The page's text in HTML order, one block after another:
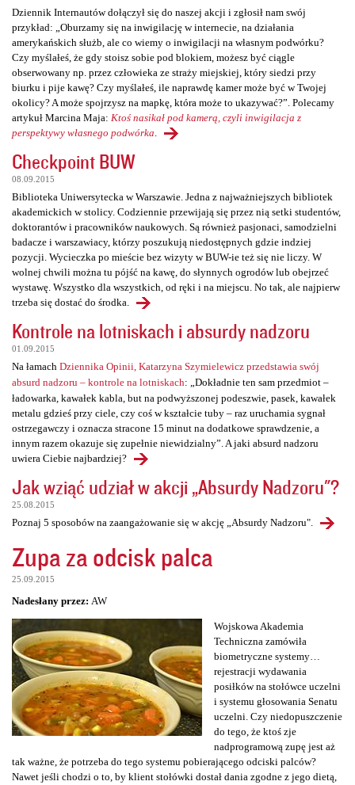
Dziennik Internautów dołączył się do naszej akcji i zgłosił nam swój
przykład: „Oburzamy się na inwigilację w internecie, na działania
amerykańskich służb, ale co wiemy o inwigilacji na własnym podwórku?
Czy myślałeś, że gdy stoisz sobie pod blokiem, możesz być ciągle
obserwowany np. przez człowieka ze straży miejskiej, który siedzi przy
biurku i pije kawę? Czy myślałeś, ile naprawdę kamer może być w Twojej
okolicy? A może spojrzysz na mapkę, która może to ukazywać?”. Polecamy
artykuł Marcina Maja: Ktoś nasikał pod kamerą, czyli inwigilacja z
perspektywy własnego podwórka
Checkpoint BUW
08.09.2015
Biblioteka Uniwersytecka w Warszawie. Jedna z najważniejszych bibliotek
akademickich w stolicy. Codziennie przewijają się przez nią setki studentów,
doktorantów i pracowników naukowych. Są również pasjonaci, samodzielni
badacze i warszawiacy, którzy poszukują niedostępnych gdzie indziej
pozycji. Wycieczka po mieście bez wizyty w BUW-ie też się nie liczy. W
wolnej chwili można tu pójść na kawę, do słynnych ogrodów lub obejrzeć
wystawę. Wszystko dla wszystkich, od ręki i na miejscu. No tak, ale najpierw
trzeba się dostać do środka.
Kontrole na lotniskach i absurdy nadzoru
01.09.2015
Na łamach Dziennika Opinii, Katarzyna Szymielewicz przedstawia swój
absurd nadzoru – kontrole na lotniskach: „Dokładnie ten sam przedmiot –
ładowarka, kawałek kabla, but na podwyższonej podeszwie, pasek, kawałek
metalu gdzieś przy ciele, czy coś w kształcie tuby – raz uruchamia sygnał
ostrzegawczy i oznacza stracone 15 minut na dodatkowe sprawdzenie, a
innym razem okazuje się zupełnie niewidzialny”. A jaki absurd nadzoru
uwiera Ciebie najbardziej?
Jak wziąć udział w akcji „Absurdy Nadzoru"?
25.08.2015
Poznaj 5 sposobów na zaangażowanie się w akcję „Absurdy Nadzoru".
Zupa za odcisk palca
25.09.2015
Nadesłany przez: AW
Wojskowa Akademia
Techniczna zamówiła
biometryczne systemy…
rejestracji wydawania
posiłków na stołówce uczelni
i systemu głosowania Senatu
uczelni. Czy niedopuszczenie
do tego, że ktoś zje
nadprogramową zupę jest aż
tak ważne, że potrzeba do tego systemu pobierającego odciski palców?
Nawet jeśli chodzi o to, by klient stołówki dostał dania zgodne z jego dietą,